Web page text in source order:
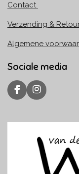
Contact
Verzending &
Algemene
Sociale media
F
a
e
I
n
t
g
r
a
m